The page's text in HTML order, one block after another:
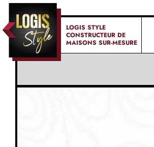
LOGIS STYLE
CONSTRUCTEUR DE
MAISONS SUR-MESURE